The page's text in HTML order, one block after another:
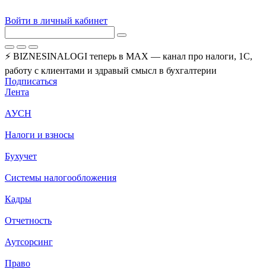
Войти в личный кабинет
⚡ BIZNESINALOGI теперь в MAX — канал про налоги, 1С,
работу с клиентами и здравый смысл в бухгалтерии
Подписаться
Лента
АУСН
Налоги и взносы
Бухучет
Системы налогообложения
Кадры
Отчетность
Аутсорсинг
Право